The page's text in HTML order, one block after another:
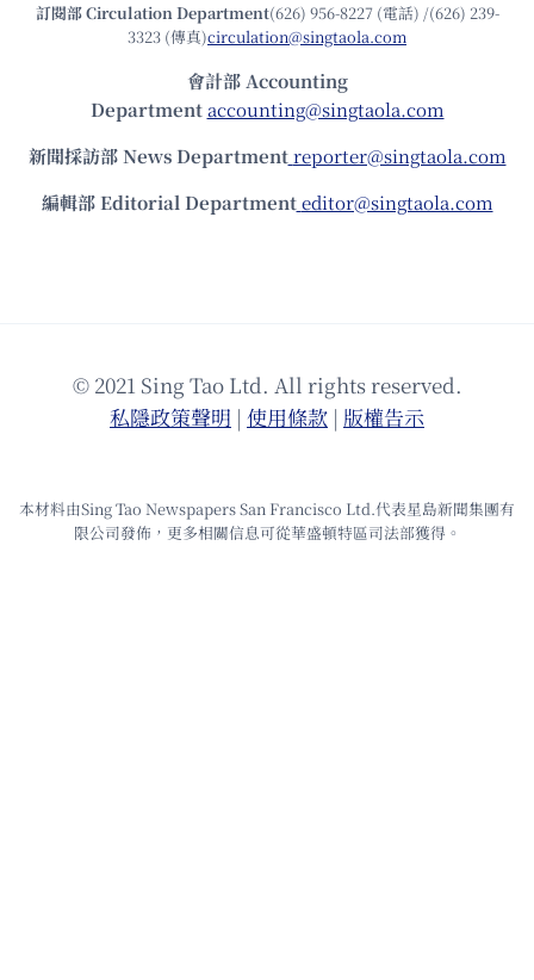
訂閱部 Circulation Department(626) 956-8227 (電話) /(626) 239-
3323 (傳真)circulation@singtaola.com
會計部 Accounting
Department accounting@singtaola.com
新聞採訪部 News Department reporter@singtaola.com
編輯部 Editorial Department editor@singtaola.com
© 2021 Sing Tao Ltd. All rights reserved.
私隱政策聲明 | 使⽤條款 | 版權告⽰
本材料由Sing Tao Newspapers San Francisco Ltd.代表星島新聞集團有
限公司發佈，更多相關信息可從華盛頓特區司法部獲得。